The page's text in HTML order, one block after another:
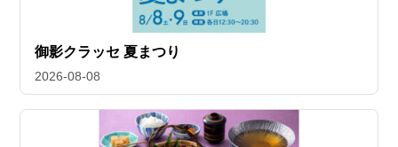
御影クラッセ 夏まつり
2026-08-08